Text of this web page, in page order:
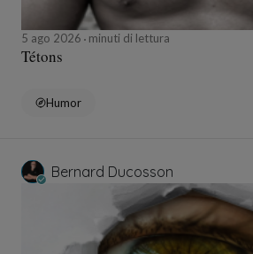
5 ago 2026 minuti di lettura
Tétons
Humor
Bernard Ducosson